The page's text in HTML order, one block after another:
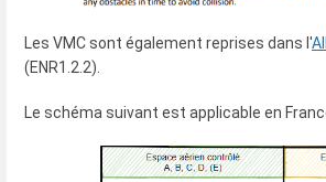
Les VMC sont également reprises dans l'
(ENR1.2.2).
Le schéma suivant est applicable en